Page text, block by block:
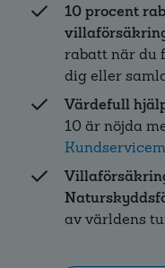
10 procent
rabatt när du
dig eller
Värdefull
10 är nöjda
av världens